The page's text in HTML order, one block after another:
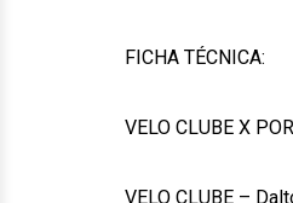
FICHA TÉCNICA:
VELO CLUBE X
VELO CLUBE –